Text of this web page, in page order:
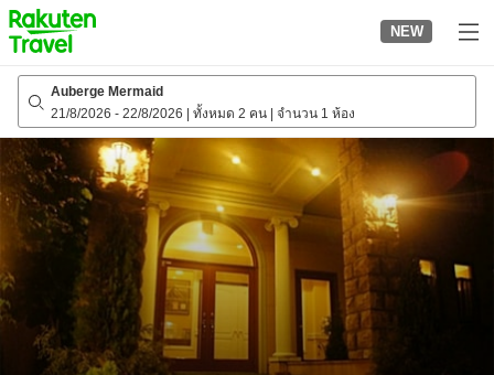
to
top
page
NEW
Auberge Mermaid
21/8/2026 - 22/8/2026 ทั้งหมด 2 คน จำนวน 1 ห้อง